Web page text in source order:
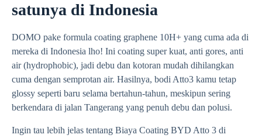
satunya di Indonesia
DOMO pake formula coating graphene 10H+ yang cuma ada di
mereka di Indonesia lho! Ini coating super kuat, anti gores, anti
air (hydrophobic), jadi debu dan kotoran mudah dihilangkan
cuma dengan semprotan air. Hasilnya, bodi Atto3 kamu tetap
glossy seperti baru selama bertahun-tahun, meskipun sering
berkendara di jalan Tangerang yang penuh debu dan polusi.
Ingin tau lebih jelas tentang Biaya Coating BYD Atto 3 di